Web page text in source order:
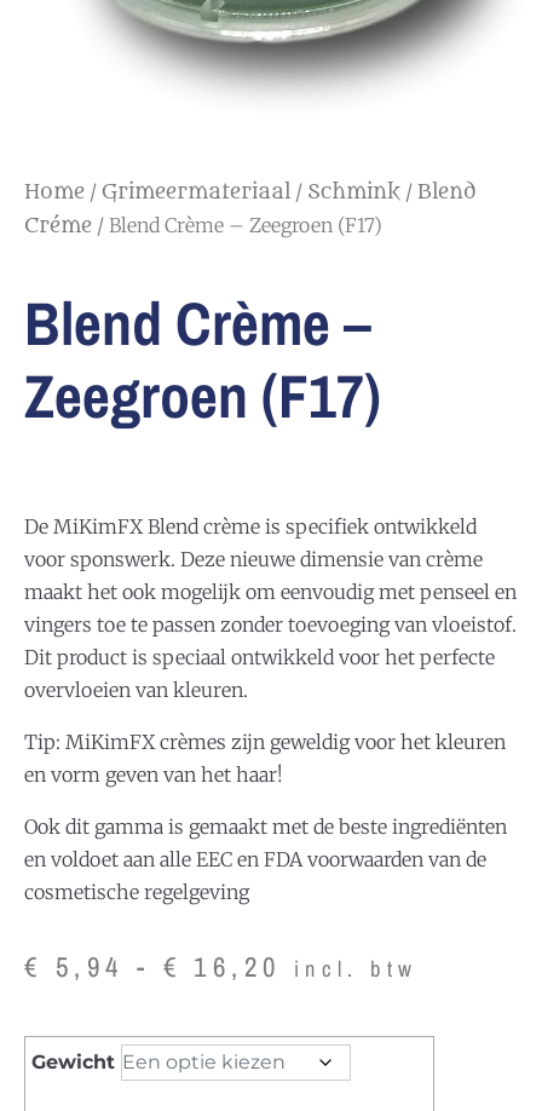
Home / Grimeermateriaal / Schmink / Blend
Créme / Blend Crème – Zeegroen (F17)
Blend Crème –
Zeegroen (F17)
De MiKimFX Blend crème is specifiek ontwikkeld
voor sponswerk. Deze nieuwe dimensie van crème
maakt het ook mogelijk om eenvoudig met penseel en
vingers toe te passen zonder toevoeging van vloeistof.
Dit product is speciaal ontwikkeld voor het perfecte
overvloeien van kleuren.
Tip: MiKimFX crèmes zijn geweldig voor het kleuren
en vorm geven van het haar!
Ook dit gamma is gemaakt met de beste ingrediënten
en voldoet aan alle EEC en FDA voorwaarden van de
cosmetische regelgeving
€ 5,94 - € 16,20 incl. btw
Gewicht